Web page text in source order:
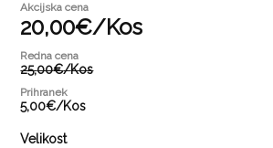
Akcijska cena
20,00€/Kos
Redna cena
25,00€/Kos
Prihranek
5,00€/Kos
Velikost